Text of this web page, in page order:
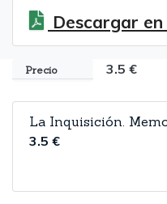
Descargar en
Precio 3.5 €
La Inquisición.
3.5 €